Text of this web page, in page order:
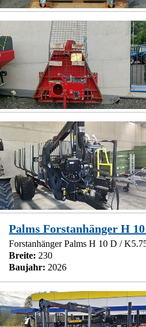
Palms Forstanhänger H
Forstanhänger Palms H 10 D /
Breite: 230
Baujahr: 2026